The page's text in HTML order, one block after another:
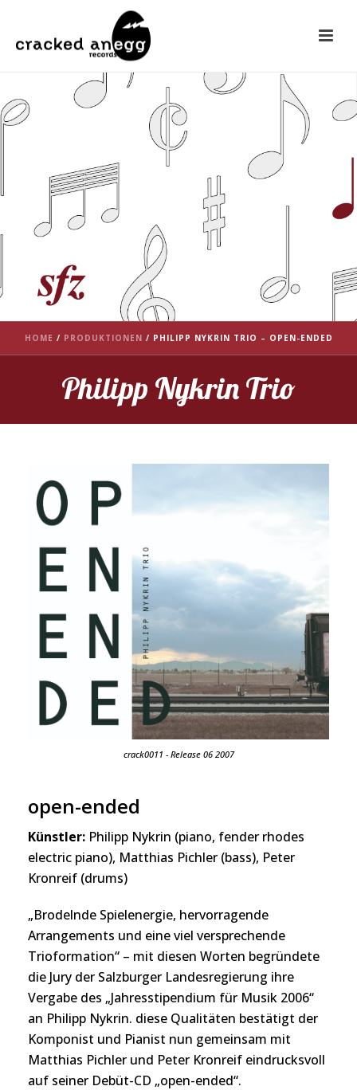
HOME / PRODUKTIONEN / PHILIPP NYKRIN TRIO – OPEN-ENDED
Philipp Nykrin Trio
crack0011 - Release 06 2007
open-ended
Künstler: Philipp Nykrin (piano, fender rhodes
electric piano), Matthias Pichler (bass), Peter
Kronreif (drums)
„Brodelnde Spielenergie, hervorragende
Arrangements und eine viel versprechende
Trioformation“ – mit diesen Worten begründete
die Jury der Salzburger Landesregierung ihre
Vergabe des „Jahresstipendium für Musik 2006“
an Philipp Nykrin. diese Qualitäten bestätigt der
Komponist und Pianist nun gemeinsam mit
Matthias Pichler und Peter Kronreif eindrucksvoll
auf seiner Debüt-CD „open-ended“.